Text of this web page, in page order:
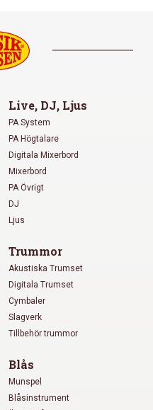
Live, DJ, Ljus
PA System
PA Högtalare
Digitala Mixerbord
Mixerbord
PA Övrigt
DJ
Ljus
Trummor
Akustiska Trumset
Digitala Trumset
Cymbaler
Slagverk
Tillbehör trummor
Blås
Munspel
Blåsinstrument